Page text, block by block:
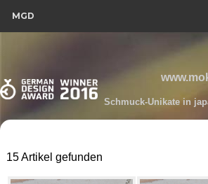
MGD
Schmuck-Unikate in
15 Artikel gefunden